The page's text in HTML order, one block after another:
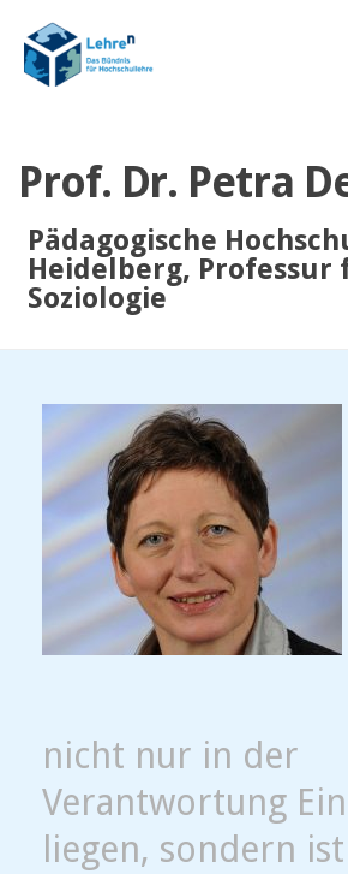
Prof. Dr. Petra
Pädagogische
Heidelberg, Professur
Soziologie
nicht nur in der
Verantwortung
liegen, sondern ist